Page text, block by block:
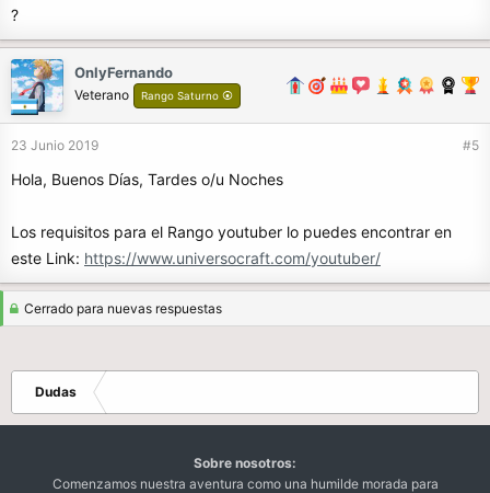
?
OnlyFernando
Veterano Rango Saturno ⦿
23 Junio 2019 #5
Hola, Buenos Días, Tardes o/u Noches
Los requisitos para el Rango youtuber lo puedes encontrar en
este Link: https://www.universocraft.com/youtuber/
Cerrado para nuevas respuestas
Dudas
Sobre nosotros:
Comenzamos nuestra aventura como una humilde morada para